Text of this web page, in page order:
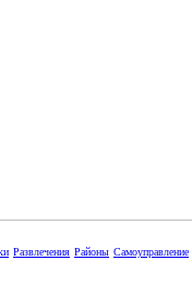
Развлечения Районы Самоуправление